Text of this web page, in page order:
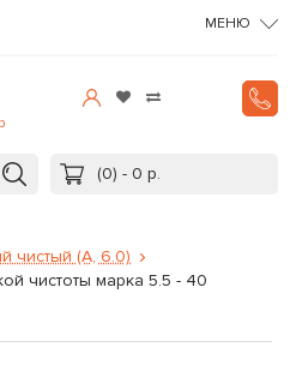
МЕНЮ
(0) - 0 р.
чистый (А, 6.0)
чистоты марка 5.5 - 40